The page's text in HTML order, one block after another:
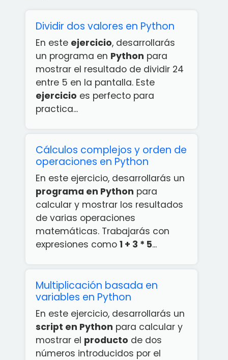
Dividir dos valores en Python
En este ejercicio, desarrollarás
un programa en Python para
mostrar el resultado de dividir 24
entre 5 en la pantalla. Este
ejercicio es perfecto para
practica...
Cálculos complejos y orden de
operaciones en Python
En este ejercicio, desarrollarás un
programa en Python para
calcular y mostrar los resultados
de varias operaciones
matemáticas. Trabajarás con
expresiones como 1 + 3 * 5...
Multiplicación basada en
variables en Python
En este ejercicio, desarrollarás un
script en Python para calcular y
mostrar el producto de dos
números introducidos por el